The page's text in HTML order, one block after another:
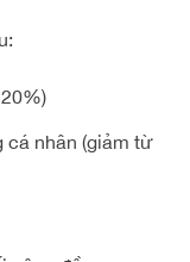
cá nhân (giảm từ